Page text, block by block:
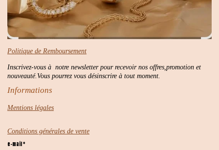
Politique de Remboursement
Inscrivez-vous à notre newsletter pour recevoir nos offres,promotion et
nouveauté.Vous pourrez vous désinscrire à tout moment.
Informations
Mentions légales
Conditions générales de vente
e-mail *